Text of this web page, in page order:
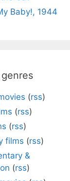
Baby!, 1944
(rss)
(rss)
(rss)
films (rss)
&
(rss)